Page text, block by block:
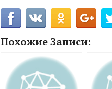
Похожие Записи: